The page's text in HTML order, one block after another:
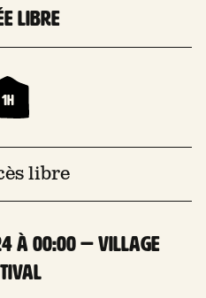
libre
1h
libre
à 00:00 — Village